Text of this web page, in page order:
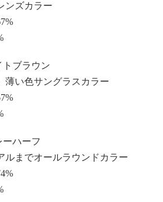
ンズカラー
ブラウン
薄い色サングラスカラー
ハーフ
ルまでオールラウンドカラー